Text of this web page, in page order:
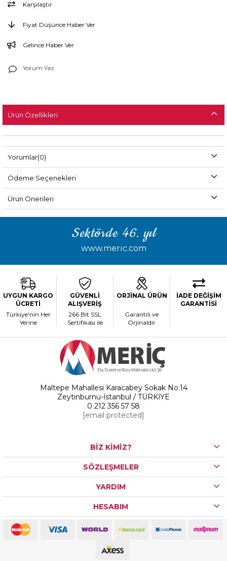
Karşılaştır
Fiyat Düşünce Haber Ver
Gelince Haber Ver
Yorum Yaz
Ürün Özellikleri
Yorumlar(0)
Ödeme Seçenekleri
Ürün Önerileri
Sektörde 46. yıl
www.meric.com
UYGUN KARGO
ÜCRETİ
Türkiye'nin Her
Yerine
GÜVENLİ
ALIŞVERİŞ
266 Bit SSL
Sertifikası ile
ORJİNAL ÜRÜN
Garantili ve
Orjinaldir
İADE DEĞİŞİM
GARANTİSİ
Maltepe Mahallesi Karacabey Sokak No:14
Zeytinburnu-İstanbul / TÜRKİYE
0 212 356 57 58
[email protected]
BİZ KİMİZ?
SÖZLEŞMELER
YARDIM
HESABIM